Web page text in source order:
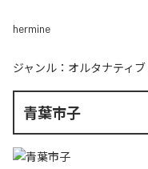
hermine
ジャンル： オルタナティブ
青葉市子